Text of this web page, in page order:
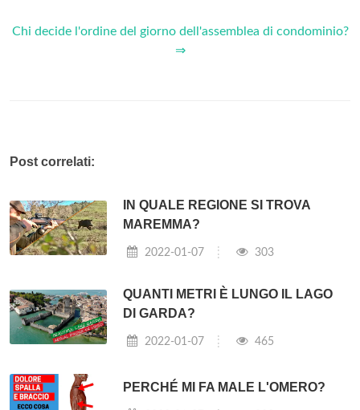
Chi decide l'ordine del giorno dell'assemblea di condominio?
⇒
Post correlati:
IN QUALE REGIONE SI TROVA
MAREMMA?
2022-01-07 303
QUANTI METRI È LUNGO IL LAGO
DI GARDA?
2022-01-07 465
PERCHÉ MI FA MALE L'OMERO?